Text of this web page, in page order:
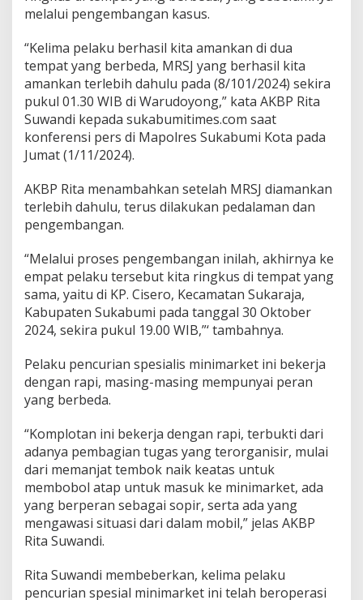
i
g
k
u
s
P
o
S
u
u
m
i
K
o
melalui pengembangan kasus.
“Kelima pelaku berhasil kita amankan di dua
tempat yang berbeda, MRSJ yang berhasil kita
amankan terlebih dahulu pada (8/101/2024) sekira
pukul 01.30 WIB di Warudoyong,” kata AKBP Rita
Suwandi kepada sukabumitimes.com saat
konferensi pers di Mapolres Sukabumi Kota pada
Jumat (1/11/2024).
AKBP Rita menambahkan setelah MRSJ diamankan
terlebih dahulu, terus dilakukan pedalaman dan
pengembangan.
“Melalui proses pengembangan inilah, akhirnya ke
empat pelaku tersebut kita ringkus di tempat yang
sama, yaitu di KP. Cisero, Kecamatan Sukaraja,
Kabupaten Sukabumi pada tanggal 30 Oktober
2024, sekira pukul 19.00 WIB,”‘ tambahnya.
Pelaku pencurian spesialis minimarket ini bekerja
dengan rapi, masing-masing mempunyai peran
yang berbeda.
“Komplotan ini bekerja dengan rapi, terbukti dari
adanya pembagian tugas yang terorganisir, mulai
dari memanjat tembok naik keatas untuk
membobol atap untuk masuk ke minimarket, ada
yang berperan sebagai sopir, serta ada yang
mengawasi situasi dari dalam mobil,” jelas AKBP
Rita Suwandi.
Rita Suwandi membeberkan, kelima pelaku
pencurian spesial minimarket ini telah beroperasi